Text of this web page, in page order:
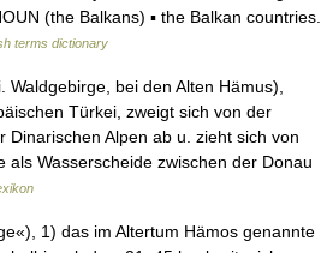
(the Balkans) ▪ the Balkan countries.
terms dictionary
bei den Alten Hämus),
Türkei, zweigt sich von der
Dinarischen Alpen ab u. zieht sich von
als Wasserscheide zwischen der Donau
1) das im Altertum Hämos genannte